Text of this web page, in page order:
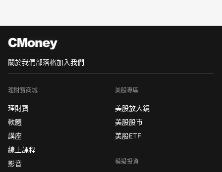
關於我們部落格加入我們
理財寶商城
理財寶
軟體
講座
線上課程
影音
美股專區
美股放大鏡
美股股市
美股ETF
模擬投資